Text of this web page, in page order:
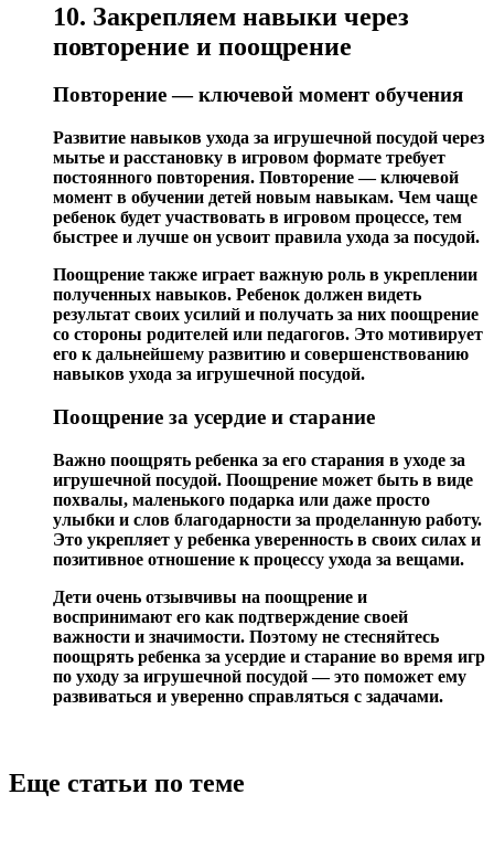
10. Закрепляем навыки через
повторение и поощрение
Повторение — ключевой момент обучения
Развитие навыков ухода за игрушечной посудой через
мытье и расстановку в игровом формате требует
постоянного повторения. Повторение— ключевой
момент в обучении детей новым навыкам. Чем чаще
ребенок будет участвовать в игровом процессе, тем
быстрее и лучше он усвоит правила ухода за посудой.
Поощрение также играет важную роль в укреплении
полученных навыков. Ребенок должен видеть
результат своих усилий и получать за них поощрение
со стороны родителей или педагогов. Это мотивирует
его к дальнейшему развитию и совершенствованию
навыков ухода за игрушечной посудой.
Поощрение за усердие и старание
Важно поощрять ребенка за его старания в уходе за
игрушечной посудой. Поощрение может быть в виде
похвалы, маленького подарка или даже просто
улыбки и слов благодарности за проделанную работу.
Это укрепляет у ребенка уверенность в своих силах и
позитивное отношение к процессу ухода за вещами.
Дети очень отзывчивы на поощрение и
воспринимают его как подтверждение своей
важности и значимости. Поэтому не стесняйтесь
поощрять ребенка за усердие и старание во время игр
по уходу за игрушечной посудой — это поможет ему
развиваться и уверенно справляться с задачами.
Еще статьи по теме